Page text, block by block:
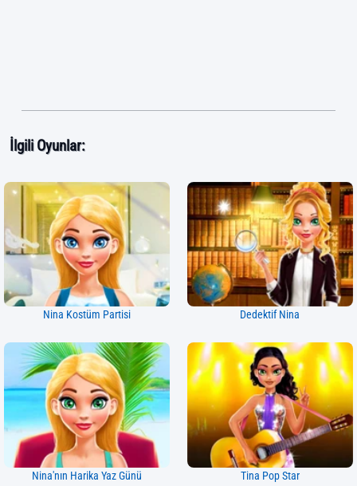
İlgili Oyunlar:
Nina Kostüm Partisi Dedektif Nina
Nina'nın Harika Yaz Günü Tina Pop Star